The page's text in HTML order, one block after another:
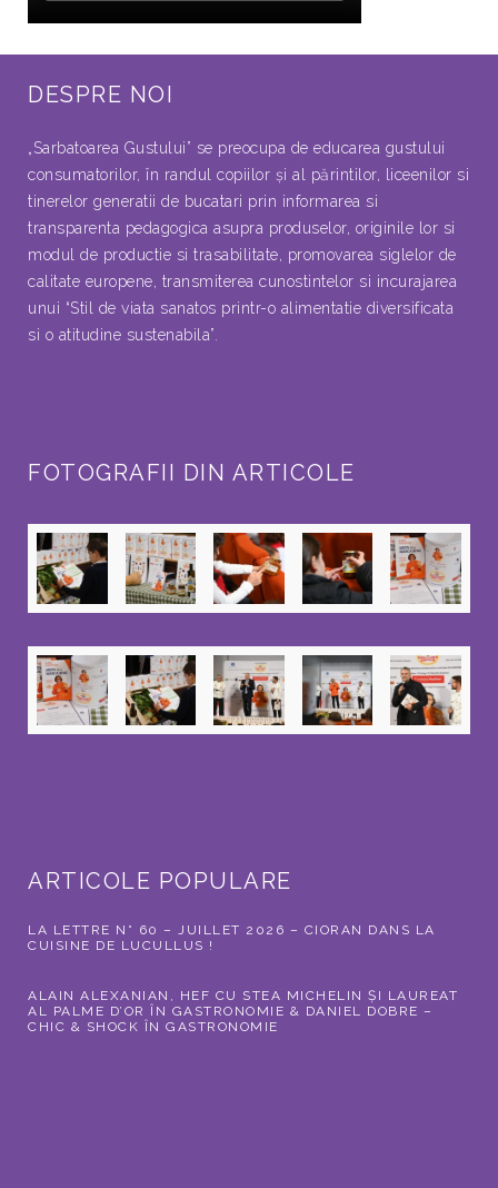
DESPRE NOI
„Sarbatoarea Gustului” se preocupa de educarea gustului
consumatorilor, în randul copiilor şi al părintilor, liceenilor si
tinerelor generatii de bucatari prin informarea si
transparenta pedagogica asupra produselor, originile lor si
modul de productie si trasabilitate, promovarea siglelor de
calitate europene, transmiterea cunostintelor si incurajarea
unui “Stil de viata sanatos printr-o alimentatie diversificata
si o atitudine sustenabila”.
FOTOGRAFII DIN ARTICOLE
ARTICOLE POPULARE
LA LETTRE N° 60 – JUILLET 2026 – CIORAN DANS LA
CUISINE DE LUCULLUS !
ALAIN ALEXANIAN, HEF CU STEA MICHELIN ȘI LAUREAT
AL PALME D’OR ÎN GASTRONOMIE & DANIEL DOBRE –
CHIC & SHOCK ÎN GASTRONOMIE